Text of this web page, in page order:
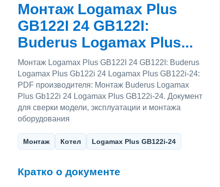
Монтаж Logamax Plus
GB122I 24 GB122I:
Buderus Logamax Plus...
Монтаж Logamax Plus GB122I 24 GB122I: Buderus
Logamax Plus Gb122i 24 Logamax Plus GB122i-24:
PDF производителя: Монтаж Buderus Logamax
Plus Gb122i 24 Logamax Plus GB122i-24. Документ
для сверки модели, эксплуатации и монтажа
оборудования
Монтаж Котел Logamax Plus GB122i-24
Кратко о документе